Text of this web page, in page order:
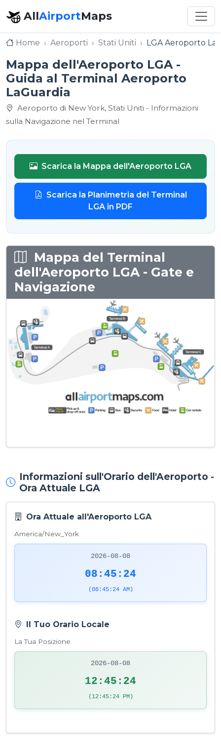
AllAirportMaps
Home Aeroporti Stati Uniti LGA Aeroporto
Mappa dell'Aeroporto LGA -
Guida al Terminal Aeroporto
LaGuardia
Aeroporto di New York, Stati Uniti - Informazioni
sulla Navigazione nel Terminal
Scarica la Mappa dell'Aeroporto LGA
Scarica la Planimetria del Terminal
LGA in PDF
Mappa del Terminal
dell'Aeroporto LGA - Gate e
Navigazione
Informazioni sull'Orario dell'Aeroporto -
Ora Attuale LGA
Ora Attuale all'Aeroporto LGA
America/New_York
2026-08-08
08:45:24
(08:45:24 AM)
Il Tuo Orario Locale
La Tua Posizione
2026-08-08
12:45:24
(12:45:24 PM)